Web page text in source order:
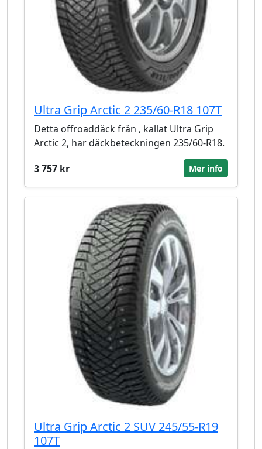
Ultra Grip Arctic 2 235/60-R18 107T
Detta offroaddäck från , kallat Ultra Grip
Arctic 2, har däckbeteckningen 235/60-R18.
3 757 kr
Mer info
Ultra Grip Arctic 2 SUV 245/55-R19
107T